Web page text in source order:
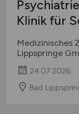
Klinik für
Medizinisches
Lippspringe
24.07.2026
Bad